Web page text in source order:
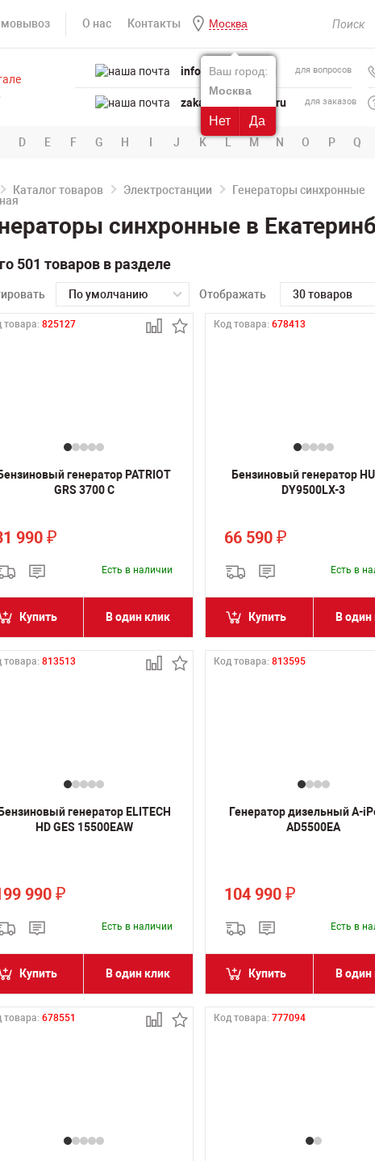
О нас Контакты Москва
Ваш город:
Москва
Нет Да
info@powertool.ru для вопросов
zakaz@powertool.ru для заказов
D E F G H I J K L M N O P Q
Каталог товаров Электростанции Генераторы синхронные
синхронные в
501 товаров в разделе
По умолчанию Отображать 30 товаров
товара: 825127
генератор PATRIOT
GRS 3700 C
990 ₽
Есть в наличии
Купить В один клик
Код товара: 678413
Бензиновый генератор
DY9500LX-3
66 590 ₽
Есть в
Купить В один
товара: 813513
генератор ELITECH
HD GES 15500ЕAW
990 ₽
Есть в наличии
Купить В один клик
Код товара: 813595
Генератор дизельный A-
AD5500EA
104 990 ₽
Есть в
Купить В один
товара: 678551 Код товара: 777094